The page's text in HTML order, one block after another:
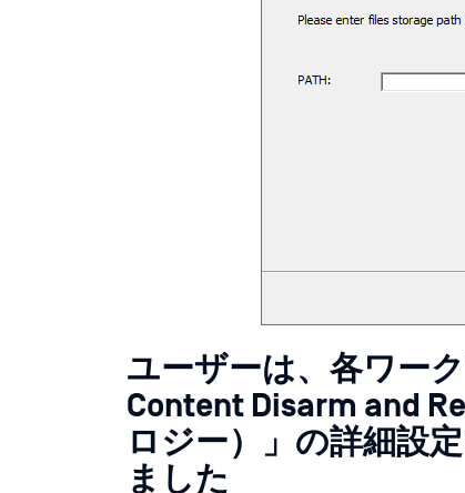
ユーザーは、各ワー
Content Disarm and
ロジー）」の詳細設
ました